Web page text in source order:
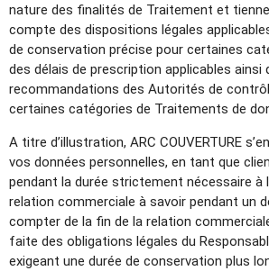
nature des finalités de Traitement et
compte des dispositions légales
de conservation précise pour certaines
des délais de prescription applicables ainsi
recommandations des Autorités de
certaines catégories de Traitements de
A titre d’illustration, ARC COUVERTURE
vos données personnelles, en tant que
pendant la durée strictement nécessaire à
relation commerciale à savoir pendant un
compter de la fin de la relation
faite des obligations légales du
exigeant une durée de conservation plus